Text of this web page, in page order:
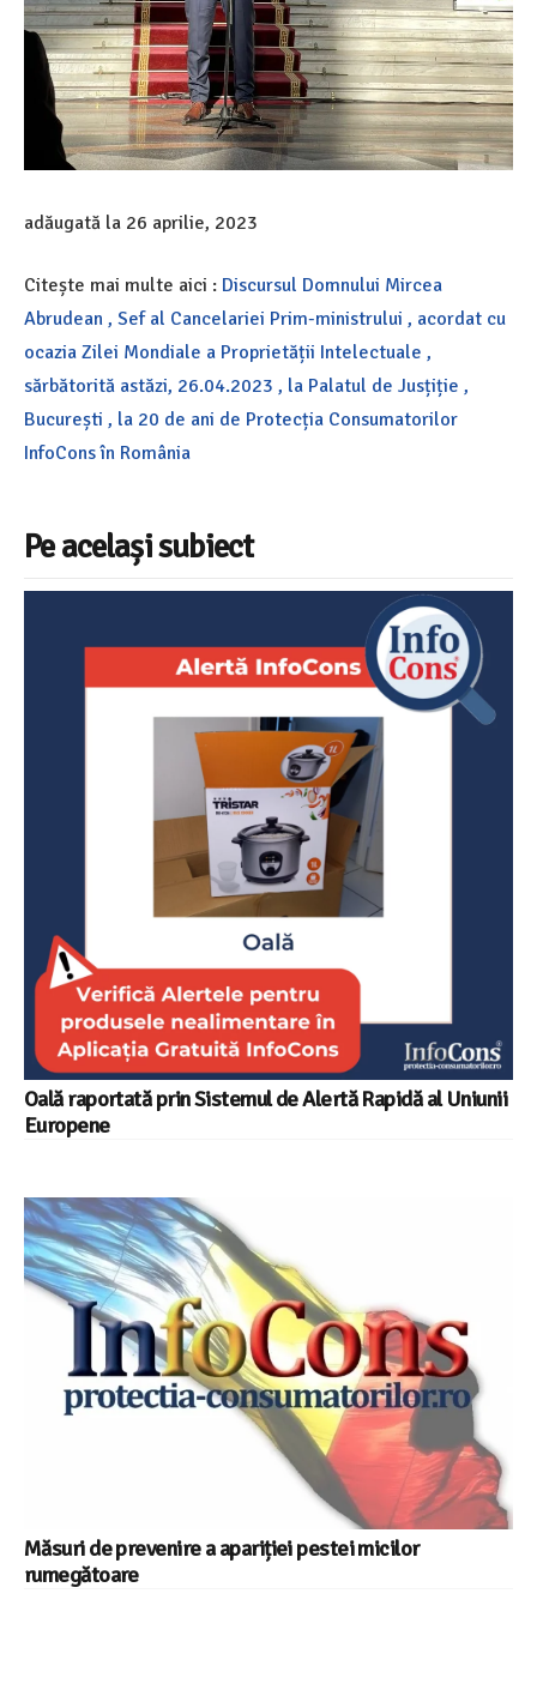
adăugată la 26 aprilie, 2023
Citește mai multe aici : Discursul Domnului Mircea
Abrudean , Sef al Cancelariei Prim-ministrului , acordat cu
ocazia Zilei Mondiale a Proprietății Intelectuale ,
sărbătorită astăzi, 26.04.2023 , la Palatul de Jusțiție ,
București , la 20 de ani de Protecția Consumatorilor
InfoCons în România
Pe același subiect
Oală raportată prin Sistemul de Alertă Rapidă al Uniunii
Europene
Măsuri de prevenire a apariției pestei micilor
rumegătoare